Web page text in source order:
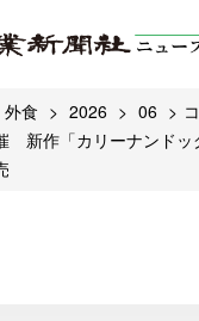
外食 2026 06
新作「カリーナンドッ